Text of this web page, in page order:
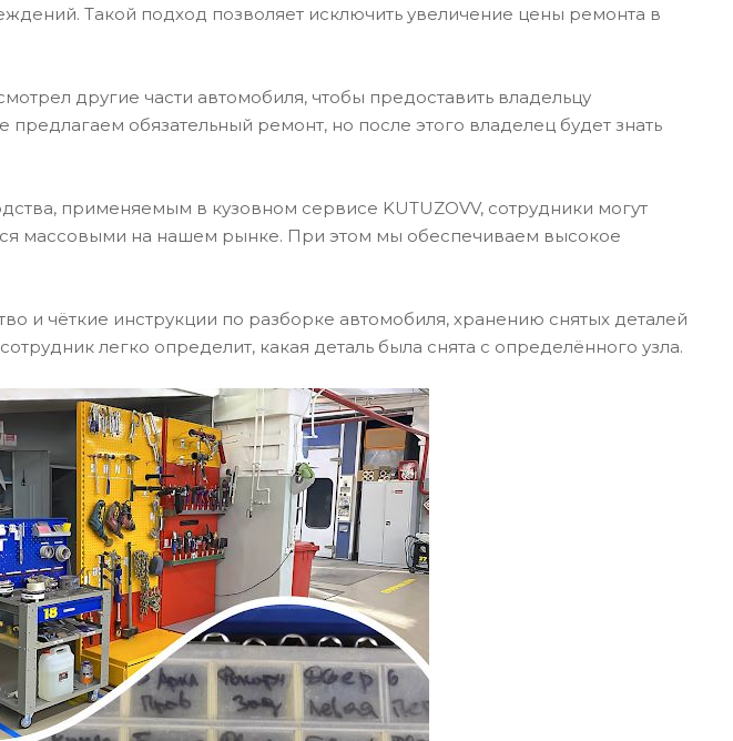
Такой подход позволяет исключить увеличение цены ремонта в
другие части автомобиля, чтобы предоставить владельцу
обязательный ремонт, но после этого владелец будет знать
применяемым в кузовном сервисе KUTUZOVV, сотрудники могут
массовыми на нашем рынке. При этом мы обеспечиваем высокое
и чёткие инструкции по разборке автомобиля, хранению снятых деталей
легко определит, какая деталь была снята с определённого узла.